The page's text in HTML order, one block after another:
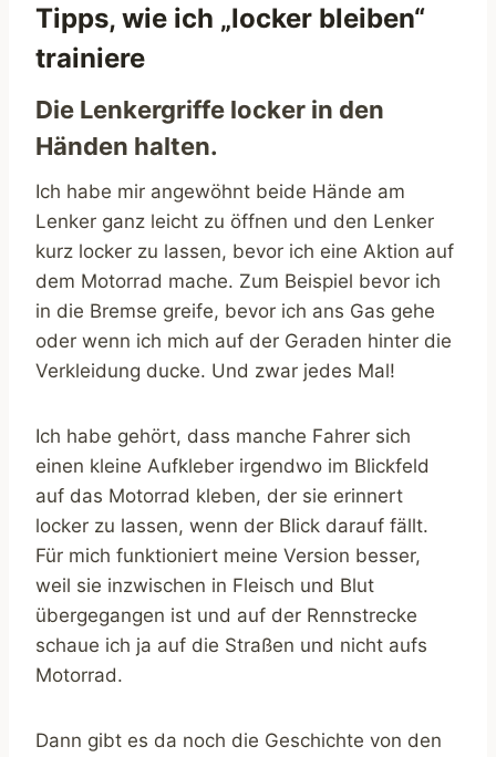
Tipps, wie ich „locker bleiben“
trainiere
Die Lenkergriffe locker in den
Händen halten.
Ich habe mir angewöhnt beide Hände am
Lenker ganz leicht zu öffnen und den Lenker
kurz locker zu lassen, bevor ich eine Aktion auf
dem Motorrad mache. Zum Beispiel bevor ich
in die Bremse greife, bevor ich ans Gas gehe
oder wenn ich mich auf der Geraden hinter die
Verkleidung ducke. Und zwar jedes Mal!
Ich habe gehört, dass manche Fahrer sich
einen kleine Aufkleber irgendwo im Blickfeld
auf das Motorrad kleben, der sie erinnert
locker zu lassen, wenn der Blick darauf fällt.
Für mich funktioniert meine Version besser,
weil sie inzwischen in Fleisch und Blut
übergegangen ist und auf der Rennstrecke
schaue ich ja auf die Straßen und nicht aufs
Motorrad.
Dann gibt es da noch die Geschichte von den